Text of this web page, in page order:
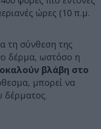
ώρες (10 π.μ.
τη σύνθεση της
δέρμα, ωστόσο η
βλάβη στο
μπορεί να
δέρματος.